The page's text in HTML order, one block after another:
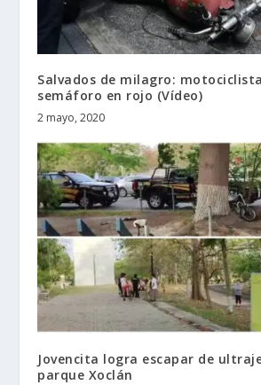
Salvados de milagro:
semáforo en rojo (Vídeo)
2 mayo, 2020
Jovencita logra escapar de
parque Xoclán